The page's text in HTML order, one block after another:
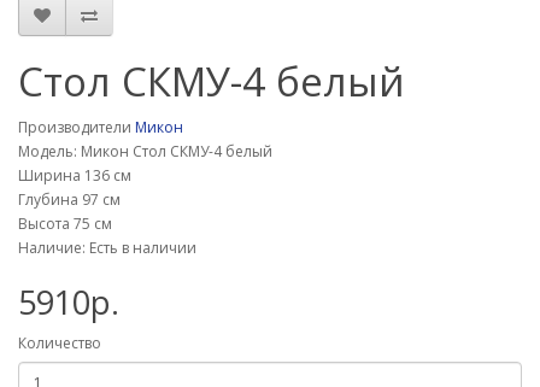
Стол СКМУ-4 белый
Производители Микон
Модель: Микон Стол СКМУ-4 белый
Ширина 136 см
Глубина 97 см
Высота 75 см
Наличие: Есть в наличии
5910р.
Количество